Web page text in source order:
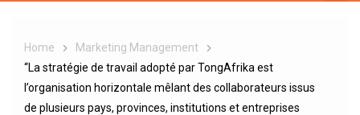
Home
Marketing Management
“La stratégie de travail adopté par TongAfrika est
l’organisation horizontale mêlant des collaborateurs issus
de plusieurs pays, provinces, institutions et entreprises